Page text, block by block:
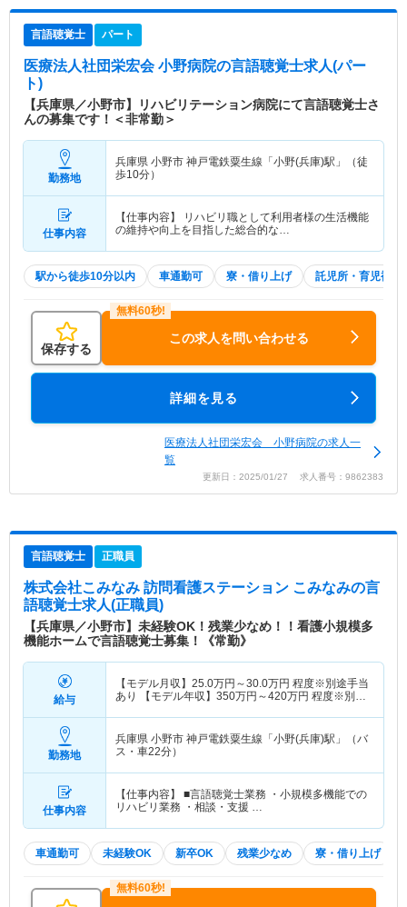
言語聴覚士 パート
医療法人社団栄宏会 小野病院の言語聴覚士求人(パー
ト)
【兵庫県／小野市】リハビリテーション病院にて言語聴覚士さ
んの募集です！＜非常勤＞
勤務地
兵庫県 小野市 神戸電鉄粟生線「小野(兵庫)駅」（徒
歩10分）
仕事内容
【仕事内容】 リハビリ職として利用者様の生活機能
の維持や向上を目指した総合的な…
駅から徒歩10分以内 車通勤可 寮・借り上げ 託児所・育児補助
保存する
この求人を問い合わせる
詳細を見る
医療法人社団栄宏会 小野病院の求人一
覧
更新日：2025/01/27 求人番号：9862383
言語聴覚士 正職員
株式会社こみなみ 訪問看護ステーション こみなみの言
語聴覚士求人(正職員)
【兵庫県／小野市】未経験OK！残業少なめ！！看護小規模多
機能ホームで言語聴覚士募集！《常勤》
給与
【モデル月収】 25.0万円～30.0万円 程度※別途手当
あり 【モデル年収】 350万円～420万円 程度※別途
勤務地
兵庫県 小野市 神戸電鉄粟生線「小野(兵庫)駅」（バ
ス・車22分）
仕事内容
【仕事内容】 ■言語聴覚士業務 ・小規模多機能での
リハビリ業務 ・相談・支援 …
車通勤可 未経験OK 新卒OK 残業少なめ 寮・借り上げ